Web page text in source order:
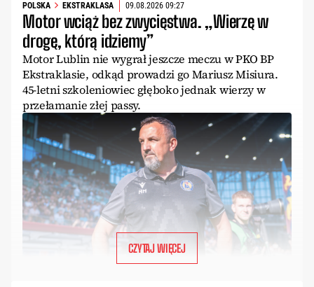
POLSKA EKSTRAKLASA 09.08.2026 09:27
Motor wciąż bez zwycięstwa. „Wierzę w
drogę, którą idziemy”
Motor Lublin nie wygrał jeszcze meczu w PKO BP
Ekstraklasie, odkąd prowadzi go Mariusz Misiura.
45-letni szkoleniowiec głęboko jednak wierzy w
przełamanie złej passy.
CZYTAJ WIĘCEJ